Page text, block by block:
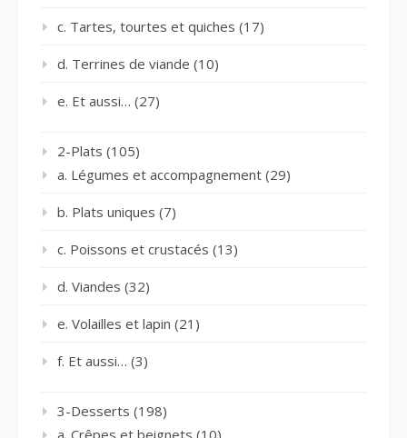
c. Tartes, tourtes et quiches (17)
d. Terrines de viande (10)
e. Et aussi… (27)
2-Plats (105)
a. Légumes et accompagnement (29)
b. Plats uniques (7)
c. Poissons et crustacés (13)
d. Viandes (32)
e. Volailles et lapin (21)
f. Et aussi… (3)
3-Desserts (198)